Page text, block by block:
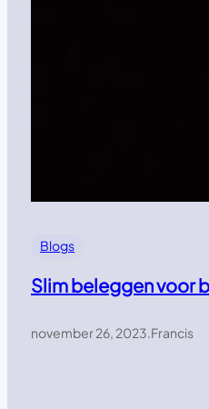
Blogs
Slim beleggen voor
november 26, 2023.Francis